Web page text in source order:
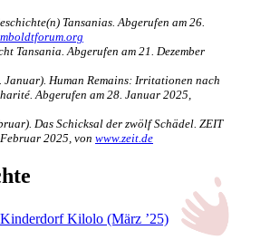
Tansanias. Abgerufen am 26.
Tansania. Abgerufen am 21. Dezember
Januar). Human Remains: Irritationen nach
Abgerufen am 28. Januar 2025,
Das Schicksal der zwölf Schädel. ZEIT
2025, von www.zeit.de
Kilolo (März ’25)